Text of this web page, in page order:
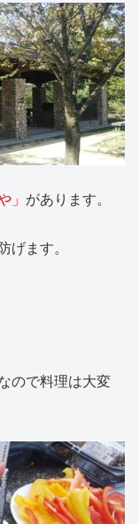
」 があります。
げます。
ので料理は大変